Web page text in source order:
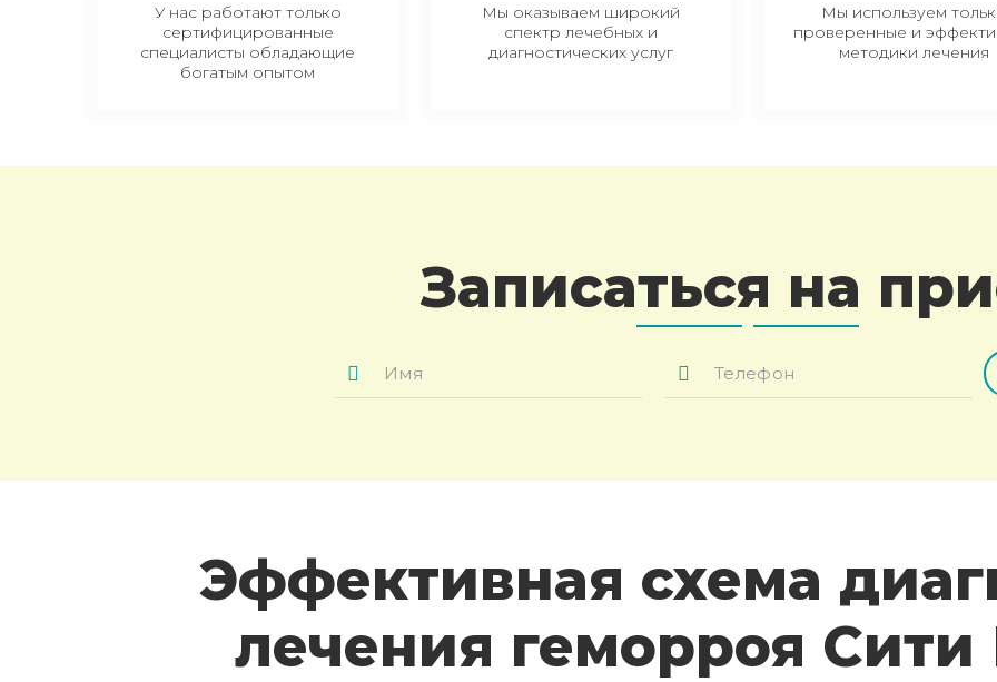
У нас работают только
сертифицированные
специалисты обладающие
богатым опытом
Мы оказываем широкий
спектр лечебных и
диагностических услуг
Мы используем
проверенные и
методики лечения
Записаться на
Эффективная схема
лечения геморроя